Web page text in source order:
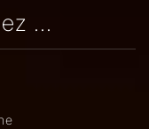
...